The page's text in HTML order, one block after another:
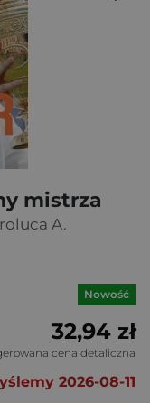
mistrza
A.
Nowość
32,94 zł
cena detaliczna
2026-08-11